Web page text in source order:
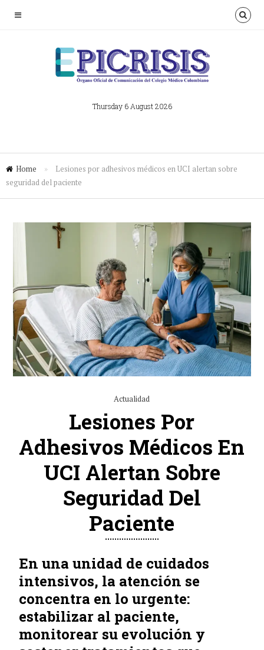
Thursday 6 August 2026
Home »
Lesiones por adhesivos médicos en UCI alertan sobre
seguridad del paciente
Actualidad
Lesiones Por
Adhesivos Médicos En
UCI Alertan Sobre
Seguridad Del
Paciente
En una unidad de cuidados
intensivos, la atención se
concentra en lo urgente:
estabilizar al paciente,
monitorear su evolución y